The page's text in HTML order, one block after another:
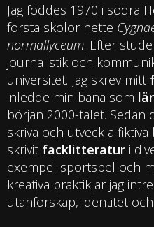
Jag föddes 1970 i södra
första skolor hette
normallyceum. Efter
journalistik och
universitet. Jag skrev mitt
inledde min bana som
början 2000-talet. Sedan
skriva och utveckla fiktiva
skrivit facklitteratur i
exempel sportspel och
kreativa praktik är jag
utanförskap, identitet